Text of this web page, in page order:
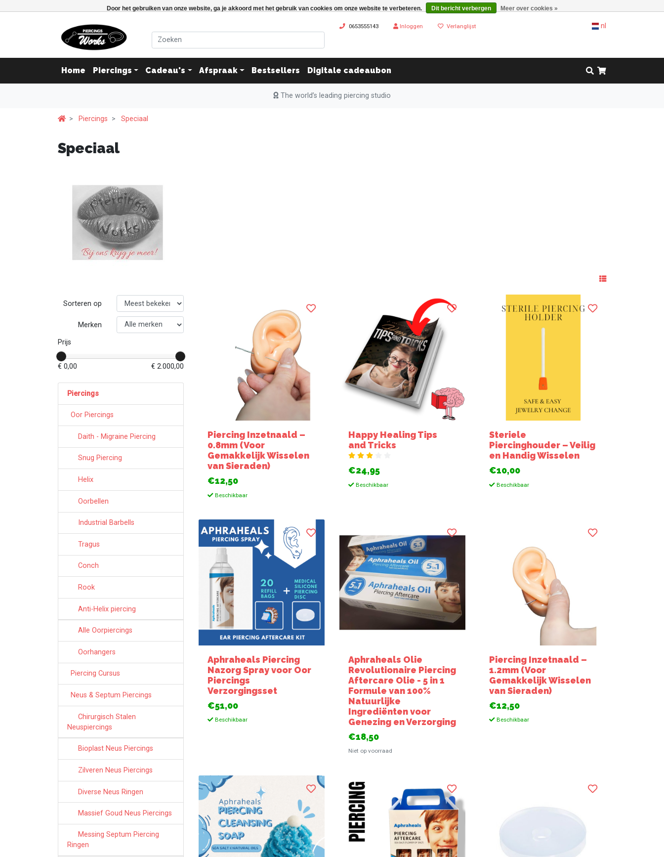
Door het gebruiken van onze website, ga je akkoord met het gebruik van cookies om onze website te verbeteren. Dit bericht verbergen Meer over cookies »
0653555143 Inloggen Verlanglijst nl
Home Piercings Cadeau's Afspraak Bestsellers Digitale cadeaubon
The world’s leading piercing studio
Piercings Speciaal
Speciaal
Sorteren op
Merken
Prijs
€ 0,00 € 2.000,00
Piercings
Oor Piercings
Daith - Migraine Piercing
Snug Piercing
Helix
Oorbellen
Industrial Barbells
Tragus
Conch
Rook
Anti-Helix piercing
Alle Oorpiercings
Oorhangers
Piercing Cursus
Neus & Septum Piercings
Chirurgisch Stalen
Neuspiercings
Bioplast Neus Piercings
Zilveren Neus Piercings
Diverse Neus Ringen
Massief Goud Neus Piercings
Messing Septum Piercing
Ringen
Piercing Inzetnaald –
0.8mm (Voor
Gemakkelijk Wisselen
van Sieraden)
€12,50
Beschikbaar
Happy Healing Tips
and Tricks
€24,95
Beschikbaar
Steriele
Piercinghouder – Veilig
en Handig Wisselen
€10,00
Beschikbaar
Aphraheals Piercing
Nazorg Spray voor Oor
Piercings
Verzorgingsset
€51,00
Beschikbaar
Aphraheals Olie
Revolutionaire Piercing
Aftercare Olie - 5 in 1
Formule van 100%
Natuurlijke
Ingrediënten voor
Genezing en Verzorging
€18,50
Niet op voorraad
Piercing Inzetnaald –
1.2mm (Voor
Gemakkelijk Wisselen
van Sieraden)
€12,50
Beschikbaar